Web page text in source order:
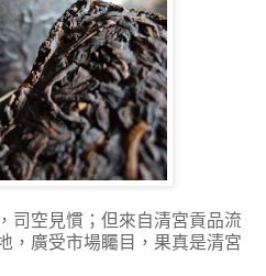
司空見慣；但來自清宮貢品流
，廣受市場矚目，果真是清宮